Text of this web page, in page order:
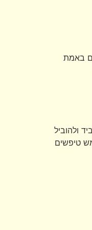
באמת
ולהוביל
טיפשים